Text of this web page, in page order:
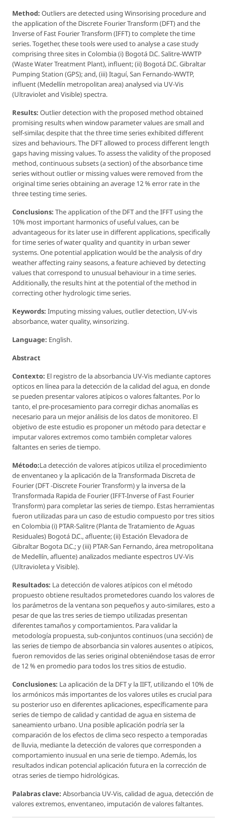
Method: Outliers are detected using Winsorising procedure and
the application of the Discrete Fourier Transform (DFT) and the
Inverse of Fast Fourier Transform (IFFT) to complete the time
series. Together, these tools were used to analyse a case study
comprising three sites in Colombia (i) Bogotá D.C. Salitre-WWTP
(Waste Water Treatment Plant), influent; (ii) Bogotá D.C. Gibraltar
Pumping Station (GPS); and, (iii) Itaguí, San Fernando-WWTP,
influent (Medellín metropolitan area) analysed via UV-Vis
(Ultraviolet and Visible) spectra.
Results: Outlier detection with the proposed method obtained
promising results when window parameter values are small and
self-similar, despite that the three time series exhibited different
sizes and behaviours. The DFT allowed to process different length
gaps having missing values. To assess the validity of the proposed
method, continuous subsets (a section) of the absorbance time
series without outlier or missing values were removed from the
original time series obtaining an average 12 % error rate in the
three testing time series.
Conclusions: The application of the DFT and the IFFT using the
10% most important harmonics of useful values, can be
advantageous for its later use in different applications, specifically
for time series of water quality and quantity in urban sewer
systems. One potential application would be the analysis of dry
weather affecting rainy seasons, a feature achieved by detecting
values that correspond to unusual behaviour in a time series.
Additionally, the results hint at the potential of the method in
correcting other hydrologic time series.
Keywords: Imputing missing values, outlier detection, UV-vis
absorbance, water quality, winsorizing.
Language: English.
Abstract
Contexto: El registro de la absorbancia UV-Vis mediante captores
opticos en línea para la detección de la calidad del agua, en donde
se pueden presentar valores atípicos o valores faltantes. Por lo
tanto, el pre-procesamiento para corregir dichas anomalías es
necesario para un mejor análisis de los datos de monitoreo. El
objetivo de este estudio es proponer un método para detectar e
imputar valores extremos como también completar valores
faltantes en series de tiempo.
Método:La detección de valores atípicos utiliza el procedimiento
de enventaneo y la aplicación de la Transformada Discreta de
Fourier (DFT -Discrete Fourier Transform) y la inversa de la
Transformada Rapida de Fourier (IFFT-Inverse of Fast Fourier
Transform) para completar las series de tiempo. Estas herramientas
fueron utilizadas para un caso de estudio compuesto por tres sitios
en Colombia (i) PTAR-Salitre (Planta de Tratamiento de Aguas
Residuales) Bogotá D.C., afluente; (ii) Estación Elevadora de
Gibraltar Bogota D.C.; y (iii) PTAR-San Fernando, área metropolitana
de Medellín, afluente) analizados mediante espectros UV-Vis
(Ultravioleta y Visible).
Resultados: La detección de valores atípicos con el método
propuesto obtiene resultados prometedores cuando los valores de
los parámetros de la ventana son pequeños y auto-similares, esto a
pesar de que las tres series de tiempo utilizadas presentan
diferentes tamaños y comportamientos. Para validar la
metodología propuesta, sub-conjuntos continuos (una sección) de
las series de tiempo de absorbancia sin valores ausentes o atípicos,
fueron removidos de las series original obteniéndose tasas de error
de 12 % en promedio para todos los tres sitios de estudio.
Conclusiones: La aplicación de la DFT y la IIFT, utilizando el 10% de
los armónicos más importantes de los valores utiles es crucial para
su posterior uso en diferentes aplicaciones, específicamente para
series de tiempo de calidad y cantidad de agua en sistema de
saneamiento urbano. Una posible aplicación podría ser la
comparación de los efectos de clima seco respecto a temporadas
de lluvia, mediante la detección de valores que corresponden a
comportamiento inusual en una serie de tiempo. Además, los
resultados indican potencial aplicación futura en la corrección de
otras series de tiempo hidrológicas.
Palabras clave: Absorbancia UV-Vis, calidad de agua, detección de
valores extremos, enventaneo, imputación de valores faltantes.